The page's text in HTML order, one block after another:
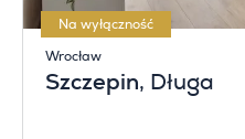
Na wyłączność
Wrocław
Szczepin, Długa